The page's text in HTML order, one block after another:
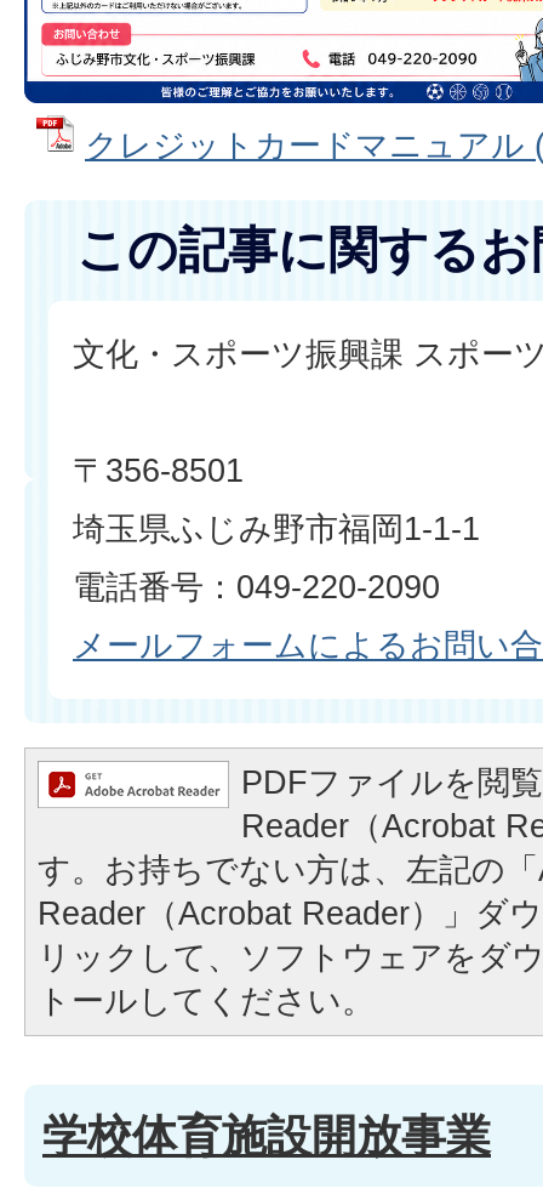
クレジットカードマニュアル
この記事に関する
文化・スポーツ振興課 スポー
〒356-8501
埼玉県ふじみ野市福岡1-1-1
電話番号：049-220-2090
メールフォームによるお問い
PDFファイルを閲
Reader（Acrobat
す。お持ちでない方は、左記の
Reader（Acrobat Reader）」ダ
リックして、ソフトウェアをダ
トールしてください。
学校体育施設開放事業